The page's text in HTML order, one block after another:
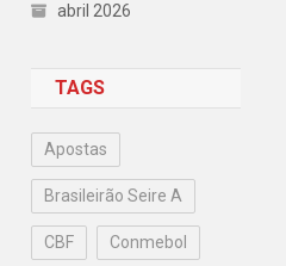
abril 2026
TAGS
Apostas
Brasileirão Seire A
CBF Conmebol